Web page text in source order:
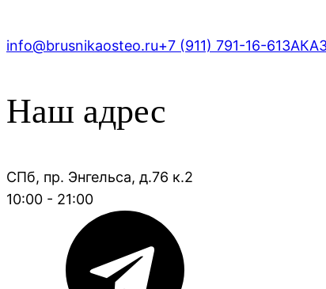
info@brusnikaosteo.ru+7 (911) 791-16-61
Наш адрес
СПб, пр. Энгельса, д.76 к.2
10:00 - 21:00